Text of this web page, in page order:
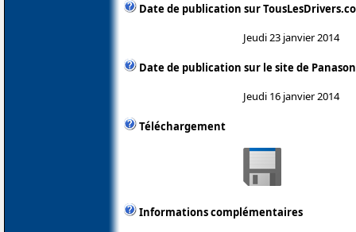
Date de publication sur
Jeudi 23 janvier 2014
Date de publication sur le site de
Jeudi 16 janvier 2014
Téléchargement
Informations complémentaires